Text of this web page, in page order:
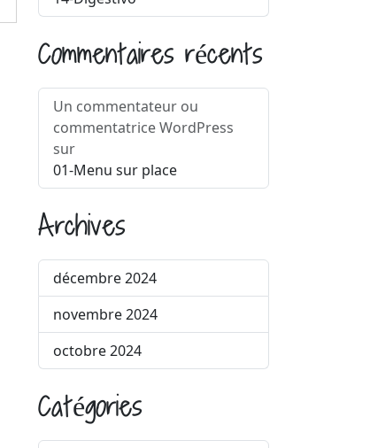
Commentaires récents
Un commentateur ou
commentatrice WordPress
sur
01-Menu sur place
Archives
décembre 2024
novembre 2024
octobre 2024
Catégories